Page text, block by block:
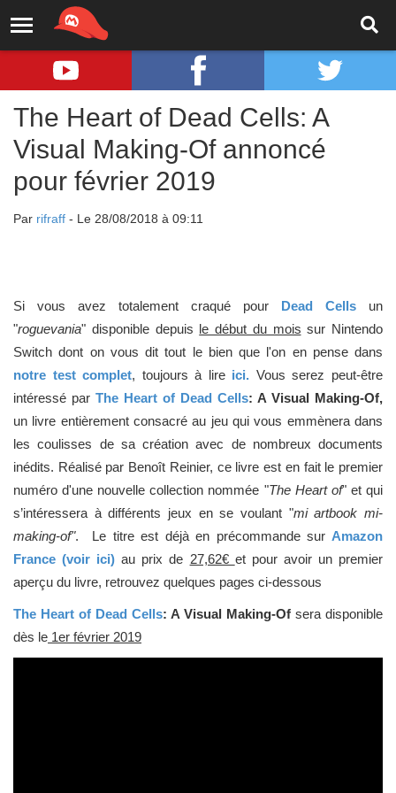
The Heart of Dead Cells: A
Visual Making-Of annoncé
pour février 2019
Par rifraff - Le 28/08/2018 à 09:11
Si vous avez totalement craqué pour Dead Cells un
"roguevania" disponible depuis le début du mois sur Nintendo
Switch dont on vous dit tout le bien que l'on en pense dans
notre test complet, toujours à lireici. Vous serez peut-être
intéressé par The Heart of Dead Cells: A Visual Making-Of,
un livre entièrement consacré au jeu qui vous emmènera dans
les coulisses de sa création avec de nombreux documents
inédits. Réalisé par Benoît Reinier, ce livre est en fait le premier
numéro d'une nouvelle collection nommée "The Heart of" et qui
s’intéressera à différents jeux en se voulant "mi artbook mi-
making-of". Le titre est déjà en précommande sur Amazon
France (voir ici) au prix de 27,62€ et pour avoir un premier
aperçu du livre, retrouvez quelques pages ci-dessous
The Heart of Dead Cells: A Visual Making-Of sera disponible
dès le 1er février 2019